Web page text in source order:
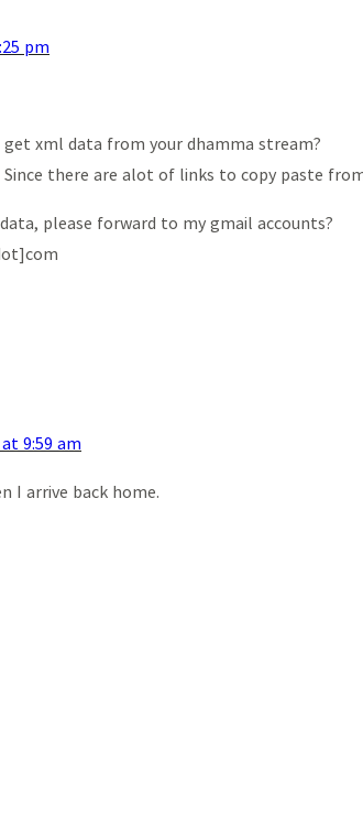
pm
xml data from your dhamma stream?
there are alot of links to copy paste
please forward to my gmail accounts?
9:59 am
I arrive back home.